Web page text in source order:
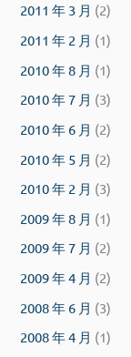
2011 年 3 月 (2)
2011 年 2 月 (1)
2010 年 8 月 (1)
2010 年 7 月 (3)
2010 年 6 月 (2)
2010 年 5 月 (2)
2010 年 2 月 (3)
2009 年 8 月 (1)
2009 年 7 月 (2)
2009 年 4 月 (2)
2008 年 6 月 (3)
2008 年 4 月 (1)